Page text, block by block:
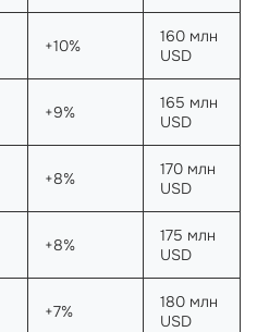
+10%
160 млн
USD
+9%
165 млн
USD
+8%
170 млн
USD
+8%
175 млн
USD
+7%
180 млн
USD